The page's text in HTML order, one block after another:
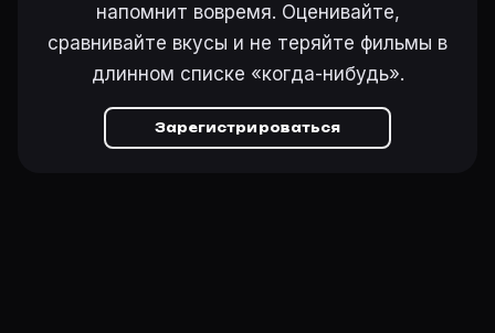
напомнит вовремя. Оценивайте,
сравнивайте вкусы и не теряйте фильмы в
длинном списке «когда-нибудь».
Зарегистрироваться